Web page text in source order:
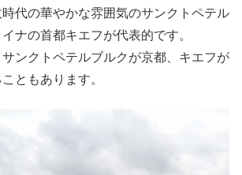
代の華やかな雰囲気のサンクトペテル
ナの首都キエフが代表的です。
ンクトペテルブルクが京都、キエフが
ともあります。